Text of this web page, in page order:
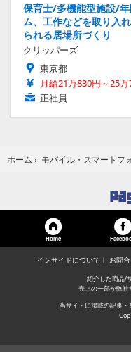
保育士/多機能型施設/
ム、工作などを取り入
られる居場所づくり
クリッパーズ
東京都
月給21万830円～25
正社員
ホーム › モバイル・スマートフ
Home
インサイドについて お問
紹介した商品/
売上の一部が弊社
当サイトに掲載の記事・